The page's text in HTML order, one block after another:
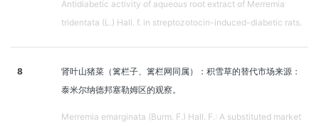
Antidiabetic activity of aqueous root extract of Merremia
tridentata (L.) Hall. f. in streptozotocin-induced-diabetic rats.
8
肾叶山猪菜（篱栏子、篱栏网同属）：积雪草的替代市场来源：
泰米尔纳德邦塞勒姆区的观察。
Merremia emarginata (Burm. F.) Hall. F.: A substituted market